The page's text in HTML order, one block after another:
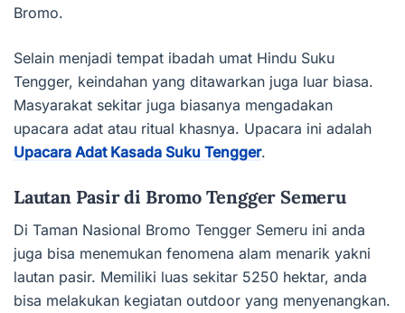
Bromo.
Selain menjadi tempat ibadah umat Hindu Suku
Tengger, keindahan yang ditawarkan juga luar biasa.
Masyarakat sekitar juga biasanya mengadakan
upacara adat atau ritual khasnya. Upacara ini adalah
Upacara Adat Kasada Suku Tengger.
Lautan Pasir di Bromo Tengger Semeru
Di Taman Nasional Bromo Tengger Semeru ini anda
juga bisa menemukan fenomena alam menarik yakni
lautan pasir. Memiliki luas sekitar 5250 hektar, anda
bisa melakukan kegiatan outdoor yang menyenangkan.